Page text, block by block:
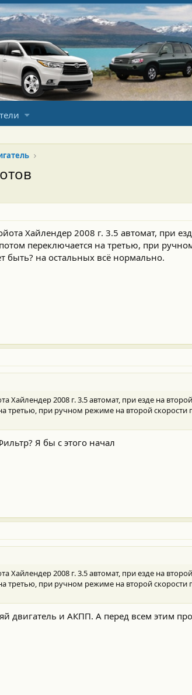
Хайлендер 2008 г. 3.5 автомат, при
переключается на третью, при
быть? на остальных всё нормально.
Хайлендер 2008 г. 3.5 автомат, при езде на
третью, при ручном режиме на второй
Я бы с этого начал
Хайлендер 2008 г. 3.5 автомат, при езде на
третью, при ручном режиме на второй
двигатель и АКПП. А перед всем этим